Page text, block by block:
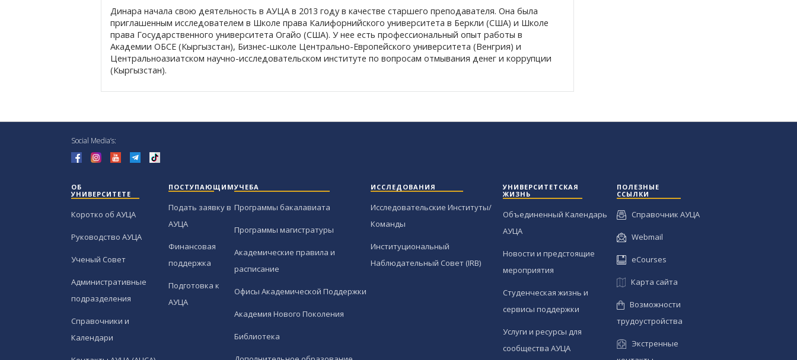
Динара начала свою деятельность в АУЦА в 2013 году в качестве старшего преподавателя. Она была
приглашенным исследователем в Школе права Калифорнийского университета в Беркли (США) и Школе
права Государственного университета Огайо (США). У нее есть профессиональный опыт работы в
Академии ОБСЕ (Кыргызстан), Бизнес-школе Центрально-Европейского университета (Венгрия) и
Центральноазиатском научно-исследовательском институте по вопросам отмывания денег и коррупции
(Кыргызстан).
Social Media’s:
ОБ
УНИВЕРСИТЕТЕ
Коротко об АУЦА
Руководство АУЦА
Ученый Совет
Административные
подразделения
Справочники и
Календари
ПОСТУПАЮЩИМ
Подать заявку в
АУЦА
Финансовая
поддержка
Подготовка к
АУЦА
УЧЕБА
Программы бакалавиата
Программы магистратуры
Академические правила и
расписание
Офисы Академической Поддержки
Академия Нового Поколения
Библиотека
ИССЛЕДОВАНИЯ
Исследовательские Институты/
Команды
Институциональный
Наблюдательный Совет (IRB)
УНИВЕРСИТЕТСКАЯ
ЖИЗНЬ
Объединенный Календарь
АУЦА
Новости и предстоящие
мероприятия
Студенческая жизнь и
сервисы поддержки
Услуги и ресурсы для
сообщества АУЦА
ПОЛЕЗНЫЕ
ССЫЛКИ
Справочник АУЦА
Webmail
eCourses
Карта сайта
Возможности
трудоустройства
Экстренные